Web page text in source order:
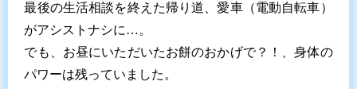
最後の生活相談を終えた帰り道、愛車（電動自転車）
がアシストナシに…。
でも、お昼にいただいたお餅のおかげで？！、身体の
パワーは残っていました。